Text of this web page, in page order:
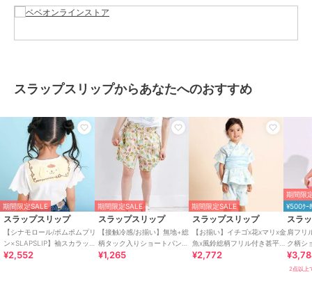
袖口は伸縮性に優れたスパンテレコ仕様で、腕まくりもしやすく、ア
1805-81542：パーカー
1815-81116：長袖Tシャツ
1814-81609：リュック
1814-81610：半袖パジャマ
1814-81621：巾着
1819-81503：ソックス
1814-81632：キーホルダー
※本製品は裏毛素材を使用しています。裏起毛素材ではございません
ので、ご注意ください。
26春夏アイテム
スラップスリップからあなたへのおすすめ
期間限定SALE
スラップスリップ
【シナモロール/ポムポムプリ
ン×SLAPSLIP】袖スカラップ
耳付きセーラー襟風Tシャツ
¥2,552
期間限定SALE
スラップスリップ
【接触冷感/お揃い】無地+総
柄タック入りショートパンツ
(90~130cm)
¥1,265
期間限定SALE
スラップスリップ
【お揃い】イチゴx花xマリx金
魚x風鈴総柄フリル付き甚平
+帯セット(80~130cm)
¥2,772
期間限
¥500ｸｰ
スラ
肩フリ
ク柄シ
ップ
2点以上